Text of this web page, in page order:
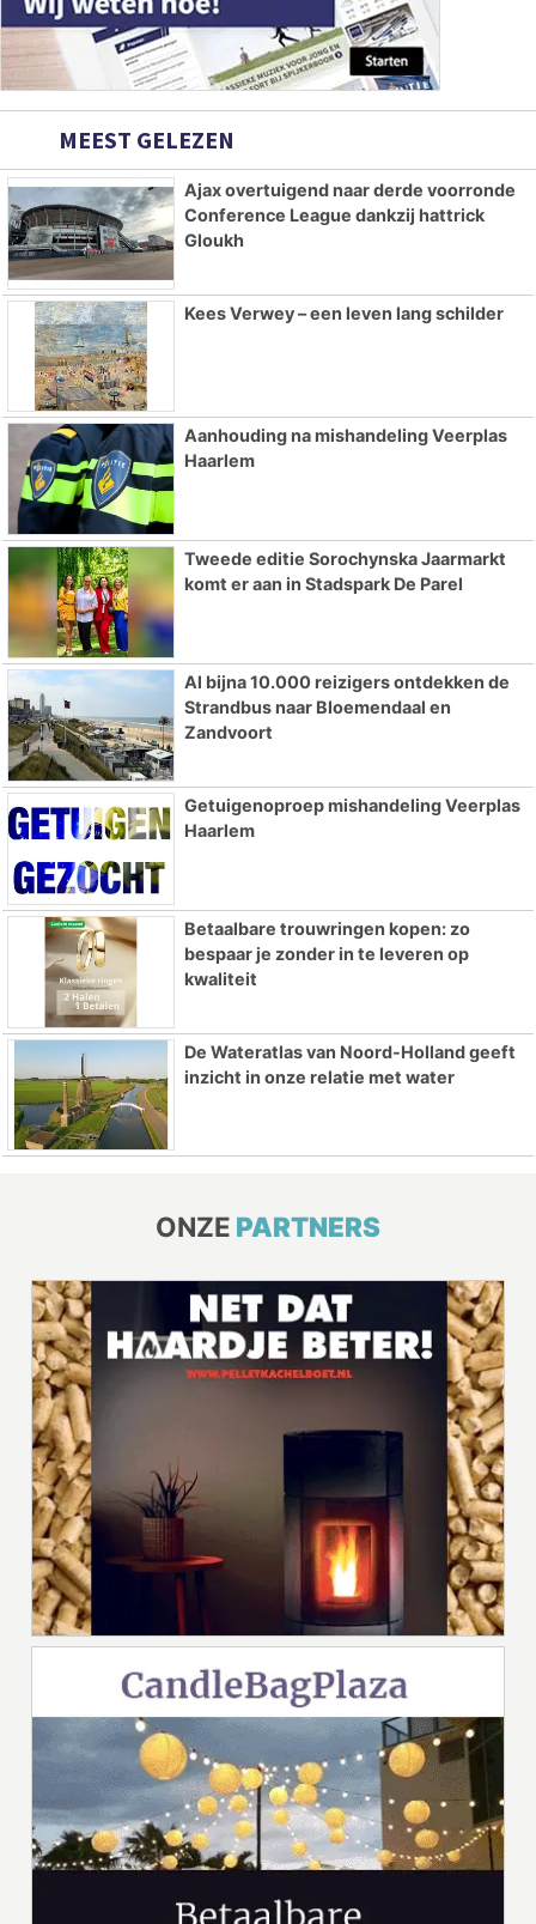
MEEST GELEZEN
Ajax overtuigend naar derde voorronde
Conference League dankzij hattrick
Gloukh
Kees Verwey – een leven lang schilder
Aanhouding na mishandeling Veerplas
Haarlem
Tweede editie Sorochynska Jaarmarkt
komt er aan in Stadspark De Parel
Al bijna 10.000 reizigers ontdekken de
Strandbus naar Bloemendaal en
Zandvoort
Getuigenoproep mishandeling Veerplas
Haarlem
Betaalbare trouwringen kopen: zo
bespaar je zonder in te leveren op
kwaliteit
De Wateratlas van Noord-Holland geeft
inzicht in onze relatie met water
ONZE PARTNERS